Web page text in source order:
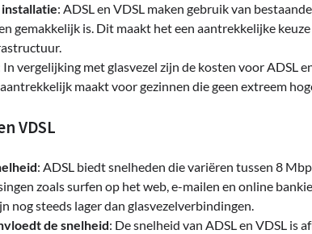
: ADSL en VDSL maken gebruik van
gemakkelijk is. Dit maakt het een aantrekkelijke
In vergelijking met glasvezel zijn de kosten voor ADSL
maakt voor gezinnen die geen extreem
VDSL
: ADSL biedt snelheden die variëren tussen 8
zoals surfen op het web, e-mailen en online
nog steeds lager dan glasvezelverbindingen.
de snelheid: De snelheid van ADSL en VDSL is